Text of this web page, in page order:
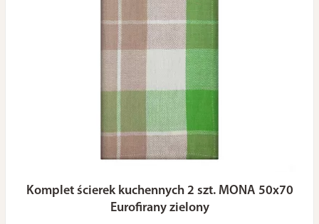
Komplet ścierek kuchennych 2 szt. MONA 50x70
Eurofirany zielony